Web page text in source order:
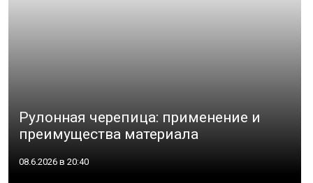
Рулонная черепица: применение и
преимущества материала
08.6.2026 в 20:40